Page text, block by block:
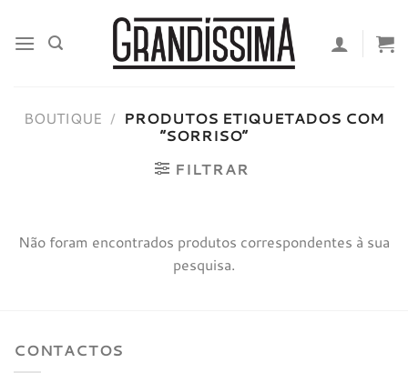
content
BOUTIQUE / PRODUTOS ETIQUETADOS COM
“SORRISO”
FILTRAR
Não foram encontrados produtos correspondentes à sua
pesquisa.
CONTACTOS